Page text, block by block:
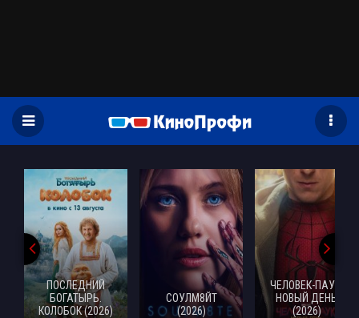
ПОСЛЕДНИЙ
БОГАТЫРЬ.
КОЛОБОК (2026)
СОУЛМ8ЙТ
(2026)
ЧЕЛОВЕК-ПАУК:
НОВЫЙ ДЕНЬ
(2026)